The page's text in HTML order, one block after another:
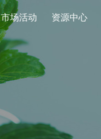
市场活动 资源中心